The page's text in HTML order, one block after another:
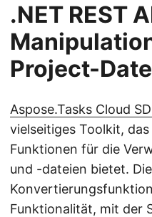
.NET REST
Project-
Aspose.Tasks Cloud
vielseitiges Toolkit,
Funktionen für die
und -dateien bietet.
Funktionalität, mit der